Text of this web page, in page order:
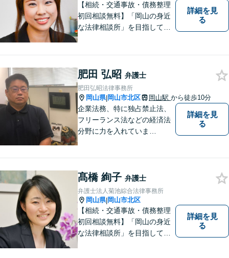
【相続・交通事故・債務整理
初回相談無料】「岡山の身近
な法律相談所」を目指してい
んなささいなことでも構いま
せん。お気軽にご相談くださ
い。【土曜日も受付可能】
【専用駐車場あり】
詳細を見
る
肥田 弘昭 弁護士
肥田弘昭法律事務所
岡山県|岡山市北区 岡山駅 から徒歩10分
企業法務、特に独占禁止法、
フリーランス法などの経済法
分野に力を入れていま
詳細を見
る
髙橋 絢子 弁護士
弁護士法人菊池綜合法律事務所
岡山県|岡山市北区
【相続・交通事故・債務整理
初回相談無料】「岡山の身近
な法律相談所」を目指してい
詳細を見
る